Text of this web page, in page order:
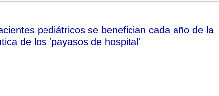
pediátricos se benefician cada año de la
de los 'payasos de hospital'